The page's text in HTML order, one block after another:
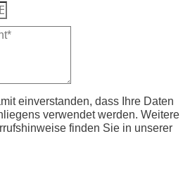
einverstanden, dass Ihre Daten
verwendet werden. Weitere
finden Sie in unserer